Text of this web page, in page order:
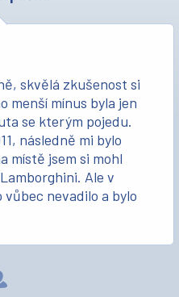
skvělá zkušenost si
menší mínus byla jen
se kterým pojedu.
následně mi bylo
místě jsem si mohl
Ale v
nevadilo a bylo